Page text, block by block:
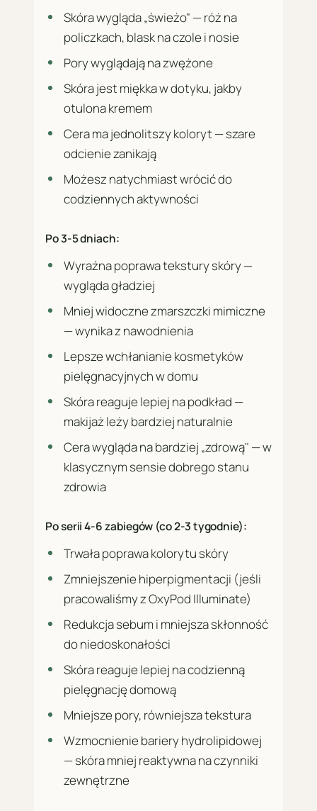
Skóra wygląda „świeżo" — róż na
policzkach, blask na czole i nosie
Pory wyglądają na zwężone
Skóra jest miękka w dotyku, jakby
otulona kremem
Cera ma jednolitszy koloryt — szare
odcienie zanikają
Możesz natychmiast wrócić do
codziennych aktywności
Po 3-5 dniach:
Wyraźna poprawa tekstury skóry —
wygląda gładziej
Mniej widoczne zmarszczki mimiczne
— wynika z nawodnienia
Lepsze wchłanianie kosmetyków
pielęgnacyjnych w domu
Skóra reaguje lepiej na podkład —
makijaż leży bardziej naturalnie
Cera wygląda na bardziej „zdrową" — w
klasycznym sensie dobrego stanu
zdrowia
Po serii 4-6 zabiegów (co 2-3 tygodnie):
Trwała poprawa kolorytu skóry
Zmniejszenie hiperpigmentacji (jeśli
pracowaliśmy z OxyPod Illuminate)
Redukcja sebum i mniejsza skłonność
do niedoskonałości
Skóra reaguje lepiej na codzienną
pielęgnację domową
Mniejsze pory, równiejsza tekstura
Wzmocnienie bariery hydrolipidowej
— skóra mniej reaktywna na czynniki
zewnętrzne